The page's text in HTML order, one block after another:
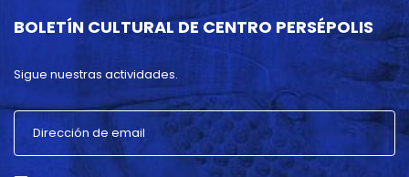
BOLETÍN CULTURAL DE CENTRO PERSÉPOLIS
Sigue nuestras actividades.